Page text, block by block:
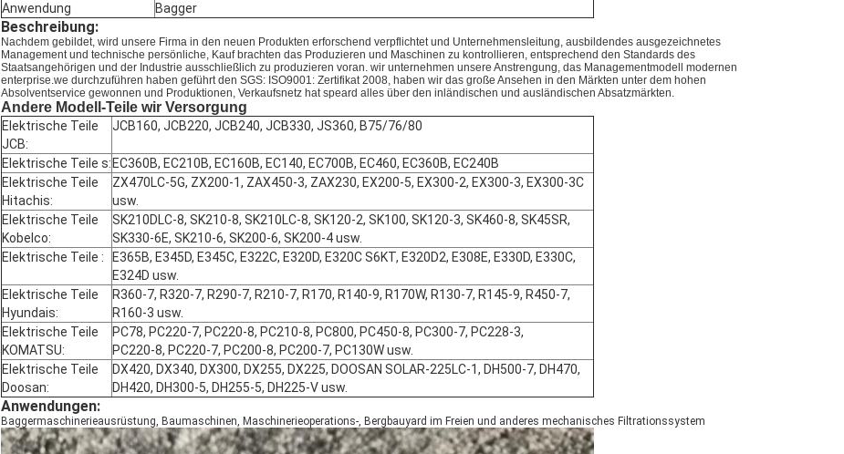
Anwendung
Bagger
Beschreibung:
Nachdem gebildet, wird unsere Firma in den neuen Produkten erforschend verpflichtet und Unternehmensleitung, ausbildendes ausgezeichnetes
Management und technische persönliche, Kauf brachten das Produzieren und Maschinen zu kontrollieren, entsprechend den Standards des
Staatsangehörigen und der Industrie ausschließlich zu produzieren voran. wir unternehmen unsere Anstrengung, das Managementmodell modernen
enterprise.we durchzuführen haben geführt den SGS: ISO9001: Zertifikat 2008, haben wir das große Ansehen in den Märkten unter dem hohen
Absolventservice gewonnen und Produktionen, Verkaufsnetz hat speard alles über den inländischen und ausländischen Absatzmärkten.
Andere Modell-Teile wir Versorgung
Elektrische Teile
JCB:
JCB160, JCB220, JCB240, JCB330, JS360, B75/76/80
Elektrische Teile s: EC360B, EC210B, EC160B, EC140, EC700B, EC460, EC360B, EC240B
Elektrische Teile
Hitachis:
ZX470LC-5G, ZX200-1, ZAX450-3, ZAX230, EX200-5, EX300-2, EX300-3, EX300-3C
usw.
Elektrische Teile
Kobelco:
SK210DLC-8, SK210-8, SK210LC-8, SK120-2, SK100, SK120-3, SK460-8, SK45SR,
SK330-6E, SK210-6, SK200-6, SK200-4 usw.
Elektrische Teile :
E365B, E345D, E345C, E322C, E320D, E320C S6KT, E320D2, E308E, E330D, E330C,
E324D usw.
Elektrische Teile
Hyundais:
R360-7, R320-7, R290-7, R210-7, R170, R140-9, R170W, R130-7, R145-9, R450-7,
R160-3 usw.
Elektrische Teile
KOMATSU:
PC78, PC220-7, PC220-8, PC210-8, PC800, PC450-8, PC300-7, PC228-3,
PC220-8, PC220-7, PC200-8, PC200-7, PC130W usw.
Elektrische Teile
Doosan:
DX420, DX340, DX300, DX255, DX225, DOOSAN SOLAR-225LC-1, DH500-7, DH470,
DH420, DH300-5, DH255-5, DH225-V usw.
Anwendungen:
Baggermaschinerieausrüstung, Baumaschinen, Maschinerieoperations-, Bergbauyard im Freien und anderes mechanisches Filtrationssystem